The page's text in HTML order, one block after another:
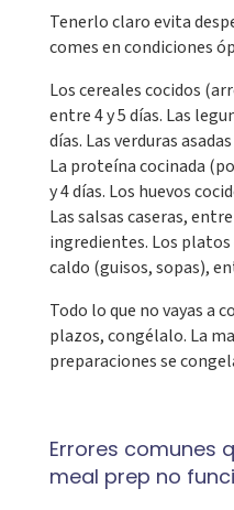
Tenerlo claro evita
comes en condiciones
Los cereales cocidos
entre 4 y 5 días. Las
días. Las verduras
La proteína cocinada
y 4 días. Los huevos
Las salsas caseras,
ingredientes. Los
caldo (guisos, sopas),
Todo lo que no vayas a
plazos, congélalo. La
preparaciones se
Errores comunes
meal prep no